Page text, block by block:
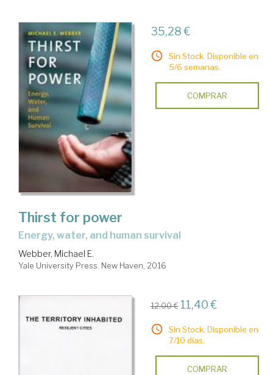
35,28 €
Sin Stock. Disponible en
5/6 semanas.
COMPRAR
Thirst for power
energy, water, and human survival
Webber, Michael E.
Yale University Press. New Haven, 2016
12,00 € 11,40 €
Sin Stock. Disponible en
7/10 días.
COMPRAR